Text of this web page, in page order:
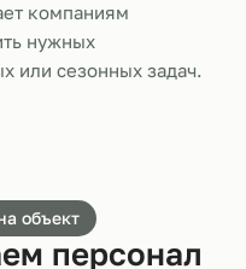
компаниям
нужных
или сезонных задач.
объект
персонал